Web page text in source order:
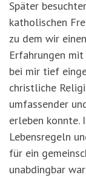
Später
katholischen
zu dem wir
Erfahrungen
bei mir tief
christliche
umfassender
erleben konnte.
Lebensregeln
für ein
unabdingbar